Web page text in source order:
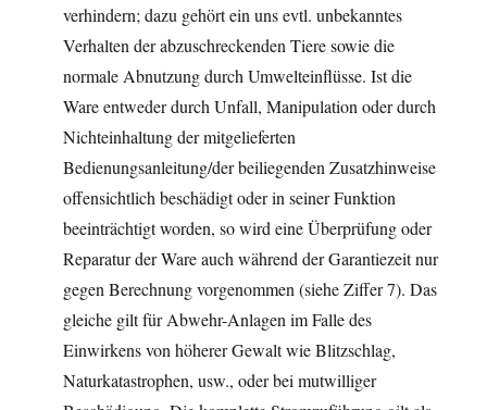
verhindern; dazu gehört ein uns evtl. unbekanntes
Verhalten der abzuschreckenden Tiere sowie die
normale Abnutzung durch Umwelteinflüsse. Ist die
Ware entweder durch Unfall, Manipulation oder durch
Nichteinhaltung der mitgelieferten
Bedienungsanleitung/der beiliegenden Zusatzhinweise
offensichtlich beschädigt oder in seiner Funktion
beeinträchtigt worden, so wird eine Überprüfung oder
Reparatur der Ware auch während der Garantiezeit nur
gegen Berechnung vorgenommen (siehe Ziffer 7). Das
gleiche gilt für Abwehr-Anlagen im Falle des
Einwirkens von höherer Gewalt wie Blitzschlag,
Naturkatastrophen, usw., oder bei mutwilliger